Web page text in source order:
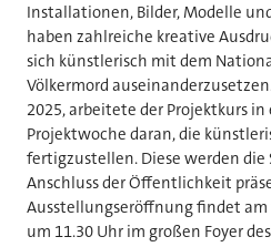
Installationen, Bilder, Modelle
haben zahlreiche kreative
sich künstlerisch mit dem
Völkermord
2025, arbeitete der Projektkurs
Projektwoche daran, die
fertigzustellen. Diese werden
Anschluss der Öffentlichkeit
Ausstellungseröffnung findet am
um 11.30 Uhr im großen Foyer